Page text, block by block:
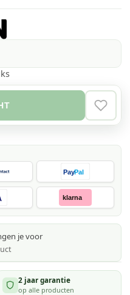
PayPal
klarna
je voor
2 jaar garantie
op alle producten